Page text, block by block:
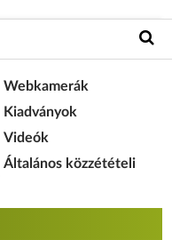
Webkamerák
Kiadványok
Videók
Általános közzétételi